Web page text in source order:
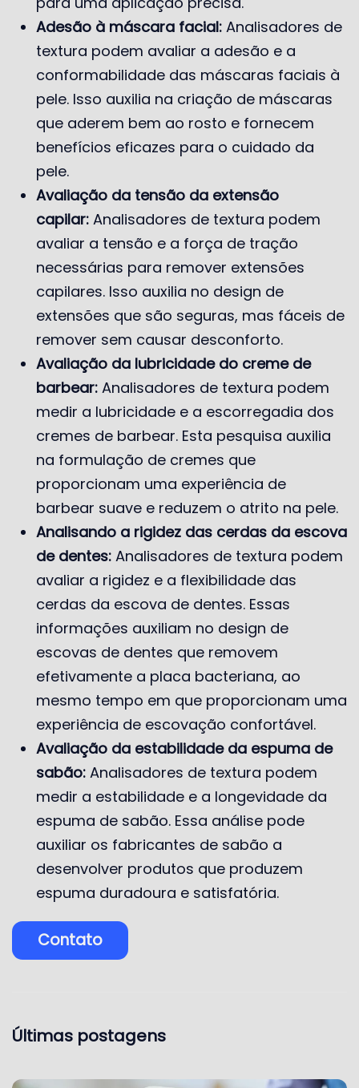
Adesão à máscara facial: Analisadores de
textura podem avaliar a adesão e a
conformabilidade das máscaras faciais à
pele. Isso auxilia na criação de máscaras
que aderem bem ao rosto e fornecem
benefícios eficazes para o cuidado da
pele.
Avaliação da tensão da extensão
capilar: Analisadores de textura podem
avaliar a tensão e a força de tração
necessárias para remover extensões
capilares. Isso auxilia no design de
extensões que são seguras, mas fáceis de
remover sem causar desconforto.
Avaliação da lubricidade do creme de
barbear: Analisadores de textura podem
medir a lubricidade e a escorregadia dos
cremes de barbear. Esta pesquisa auxilia
na formulação de cremes que
proporcionam uma experiência de
barbear suave e reduzem o atrito na pele.
Analisando a rigidez das cerdas da escova
de dentes: Analisadores de textura podem
avaliar a rigidez e a flexibilidade das
cerdas da escova de dentes. Essas
informações auxiliam no design de
escovas de dentes que removem
efetivamente a placa bacteriana, ao
mesmo tempo em que proporcionam uma
experiência de escovação confortável.
Avaliação da estabilidade da espuma de
sabão: Analisadores de textura podem
medir a estabilidade e a longevidade da
espuma de sabão. Essa análise pode
auxiliar os fabricantes de sabão a
desenvolver produtos que produzem
espuma duradoura e satisfatória.
Contato
Últimas postagens